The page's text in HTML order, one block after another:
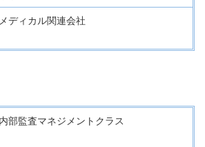
メディカル関連会社
139
内部監査マネジメントクラス